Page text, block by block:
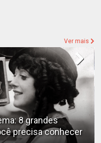
Ver mais
8 grandes
precisa conhecer